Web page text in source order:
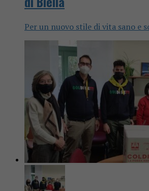
Per un nuovo stile di vita sano e